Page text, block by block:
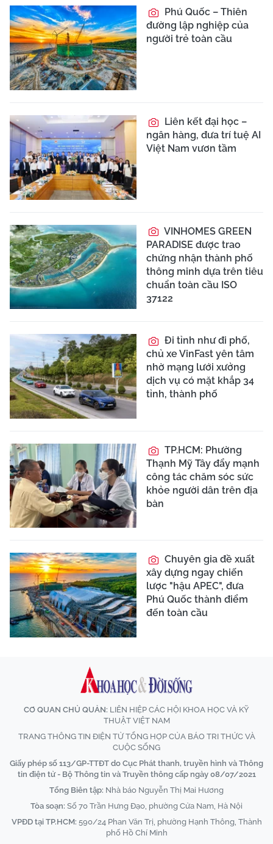
Phú Quốc – Thiên
đường lập nghiệp của
người trẻ toàn cầu
Liên kết đại học –
ngân hàng, đưa trí tuệ AI
Việt Nam vươn tầm
VINHOMES GREEN
PARADISE được trao
chứng nhận thành phố
thông minh dựa trên tiêu
chuẩn toàn cầu ISO
37122
Đi tỉnh như đi phố,
chủ xe VinFast yên tâm
nhờ mạng lưới xưởng
dịch vụ có mặt khắp 34
tỉnh, thành phố
TP.HCM: Phường
Thạnh Mỹ Tây đẩy mạnh
công tác chăm sóc sức
khỏe người dân trên địa
bàn
Chuyên gia đề xuất
xây dựng ngay chiến
lược "hậu APEC", đưa
Phú Quốc thành điểm
đến toàn cầu
CƠ QUAN CHỦ QUẢN: LIÊN HIỆP CÁC HỘI KHOA HỌC VÀ KỸ
THUẬT VIỆT NAM
TRANG THÔNG TIN ĐIỆN TỬ TỔNG HỢP CỦA BÁO TRI THỨC VÀ
CUỘC SỐNG
Giấy phép số 113/GP-TTĐT do Cục Phát thanh, truyền hình và Thông
tin điện tử - Bộ Thông tin và Truyền thông cấp ngày 08/07/2021
Tổng Biên tập: Nhà báo Nguyễn Thị Mai Hương
Tòa soạn: Số 70 Trần Hưng Đạo, phường Cửa Nam, Hà Nội
VPĐD tại TP.HCM: 590/24 Phan Văn Trị, phường Hạnh Thông, Thành
phố Hồ Chí Minh